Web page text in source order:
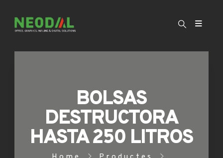
BOLSAS
DESTRUCTORA
HASTA 250 LITROS